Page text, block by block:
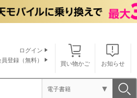
買い物かご お知らせ
ログイン
登録（無料）
電子書籍